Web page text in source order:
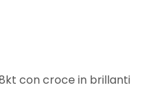
con croce in brillanti